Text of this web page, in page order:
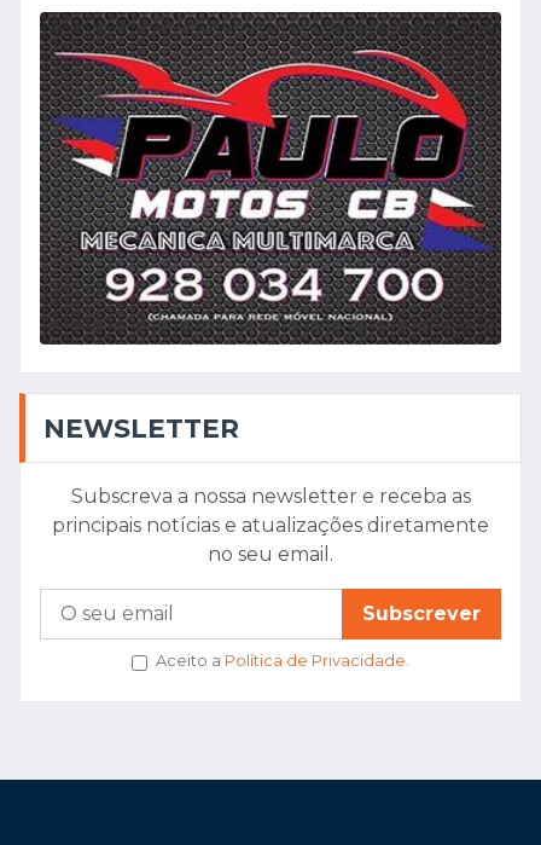
NEWSLETTER
Subscreva a nossa newsletter e receba as
principais notícias e atualizações diretamente
no seu email.
Subscrever
Aceito a Política de Privacidade